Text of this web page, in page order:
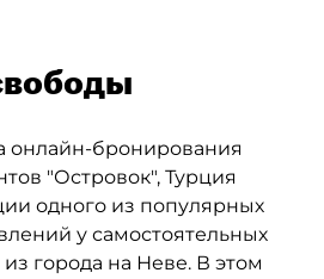
онлайн-бронирования
"Островок", Турция
одного из популярных
у самостоятельных
города на Неве. В этом